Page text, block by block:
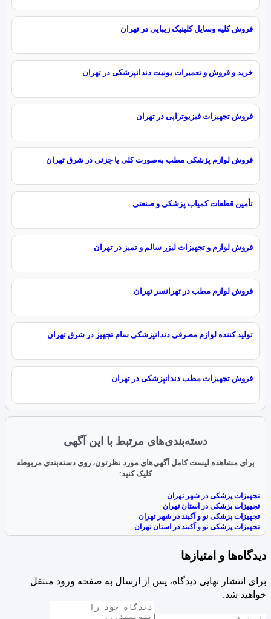
فروش کلیه وسایل کلینیک زیبایی در تهران
خرید و فروش و تعمیرات یونیت دندانپزشکی در تهران
فروش تجهیزات فیزیوتراپی در تهران
فروش لوازم پزشکی مطب به‌صورت کلی یا جزئی در شرق تهران
تأمین قطعات کمیاب پزشکی و صنعتی
فروش لوازم و تجهیزات لیزر سالم و تمیز در تهران
فروش لوازم مطب در تهرانسر تهران
تولید کننده لوازم مصرفی دندانپزشکی سام تجهیز در شرق تهران
فروش تجهیزات مطب دندانپزشکی در تهران
دسته‌بندی‌های مرتبط با این آگهی
برای مشاهده لیست کامل آگهی‌های مورد نظرتون، روی دسته‌بندی مربوطه
کلیک کنید:
تجهیزات پزشکی در شهر تهران
تجهیزات پزشکی در استان تهران
تجهیزات پزشکی نو و آکبند در شهر تهران
تجهیزات پزشکی نو و آکبند در استان تهران
دیدگاه‌ها و امتیازها
برای انتشار نهایی دیدگاه، پس از ارسال به صفحه ورود منتقل
خواهید شد.